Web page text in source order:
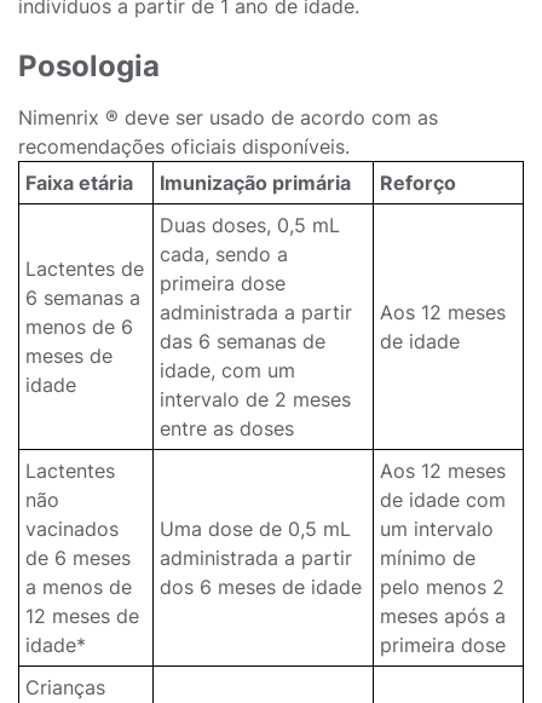
indivíduos a partir de 1 ano de idade.
Posologia
Nimenrix ® deve ser usado de acordo com as
recomendações oficiais disponíveis.
Faixa etária
Imunização primária Reforço
Lactentes de
6 semanas a
menos de 6
meses de
idade
Duas doses, 0,5 mL
cada, sendo a
primeira dose
administrada a partir
das 6 semanas de
idade, com um
intervalo de 2 meses
entre as doses
Aos 12 meses
de idade
Lactentes
não
vacinados
de 6 meses
a menos de
12 meses de
idade*
Uma dose de 0,5 mL
administrada a partir
dos 6 meses de idade
Aos 12 meses
de idade com
um intervalo
mínimo de
pelo menos 2
meses após a
primeira dose
Crianças